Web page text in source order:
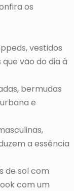
os
vestidos
vão do dia à
bermudas
e
a essência
de sol com
com um